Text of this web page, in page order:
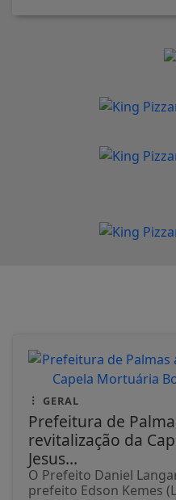
GERAL
Prefeitura de
revitalização da
Jesus...
O Prefeito Daniel
prefeito Edson Kemes